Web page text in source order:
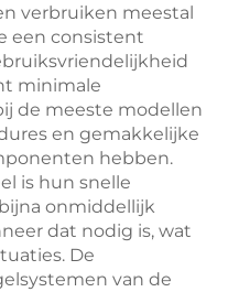
verbruiken meestal
een consistent
minimale
de meeste modellen
en gemakkelijke
hebben.
is hun snelle
onmiddellijk
dat nodig is, wat
De
van de